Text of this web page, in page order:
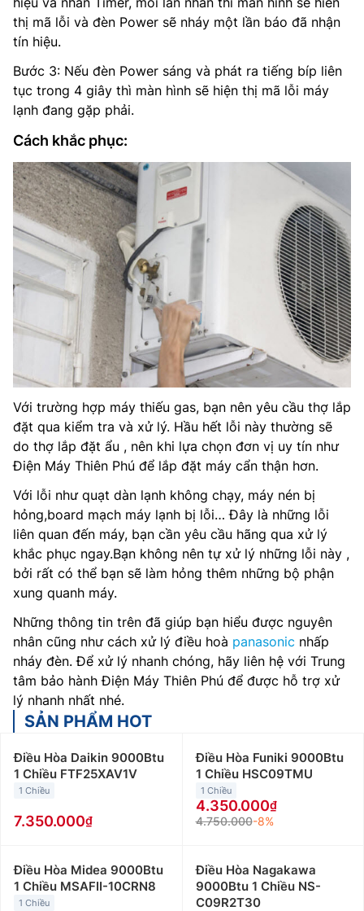
thị mã lỗi và đèn Power sẽ nháy một lần báo đã nhận
tín hiệu.
Bước 3: Nếu đèn Power sáng và phát ra tiếng bíp liên
tục trong 4 giây thì màn hình sẽ hiện thị mã lỗi máy
lạnh đang gặp phải.
Cách khắc phục:
Với trường hợp máy thiếu gas, bạn nên yêu cầu thợ lắp
đặt qua kiểm tra và xử lý. Hầu hết lỗi này thường sẽ
do thợ lắp đặt ẩu , nên khi lựa chọn đơn vị uy tín như
Điện Máy Thiên Phú để lắp đặt máy cẩn thận hơn.
Với lỗi như quạt dàn lạnh không chạy, máy nén bị
hỏng,board mạch máy lạnh bị lỗi… Đây là những lỗi
liên quan đến máy, bạn cần yêu cầu hãng qua xử lý
khắc phục ngay.Bạn không nên tự xử lý những lỗi này ,
bởi rất có thể bạn sẽ làm hỏng thêm những bộ phận
xung quanh máy.
Những thông tin trên đã giúp bạn hiểu được nguyên
nhân cũng như cách xử lý điều hoà panasonic nhấp
nháy đèn. Để xử lý nhanh chóng, hãy liên hệ với Trung
tâm bảo hành Điện Máy Thiên Phú để được hỗ trợ xử
lý nhanh nhất nhé.
SẢN PHẨM HOT
Điều Hòa Daikin 9000Btu
1 Chiều FTF25XAV1V
1 Chiều
7.350.000
Điều Hòa Funiki 9000Btu
1 Chiều HSC09TMU
1 Chiều
4.350.000
4.750.000-8%
Điều Hòa Midea 9000Btu
1 Chiều MSAFII-10CRN8
1 Chiều
Điều Hòa Nagakawa
9000Btu 1 Chiều NS-
C09R2T30